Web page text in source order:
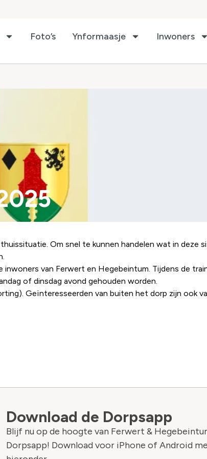
Foto’s Ynformaasje Inwoners
Om snel te kunnen handelen wat in deze
van Ferwert en Hegebeintum. Tijdens de
of dinsdag avond gehouden worden.
Geïnteresseerden van buiten het dorp zijn ook
Download de Dorpsapp
Blijf nu op de hoogte van Ferwert &
Dorpsapp! Download voor iPhone of Android